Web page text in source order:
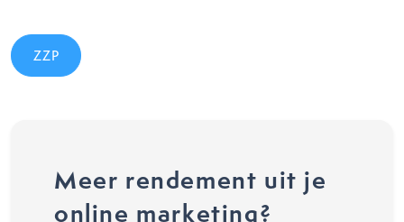
ZZP
Meer rendement uit je
online marketing?